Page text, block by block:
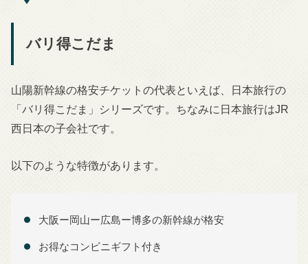
バリ得こだま
山陽新幹線の格安チケットの代表といえば、日本旅行の
「バリ得こだま」シリーズです。ちなみに日本旅行はJR
西日本の子会社です。
以下のような特徴があります。
大阪ー岡山ー広島ー博多の新幹線が格安
お得なコンビニギフト付き